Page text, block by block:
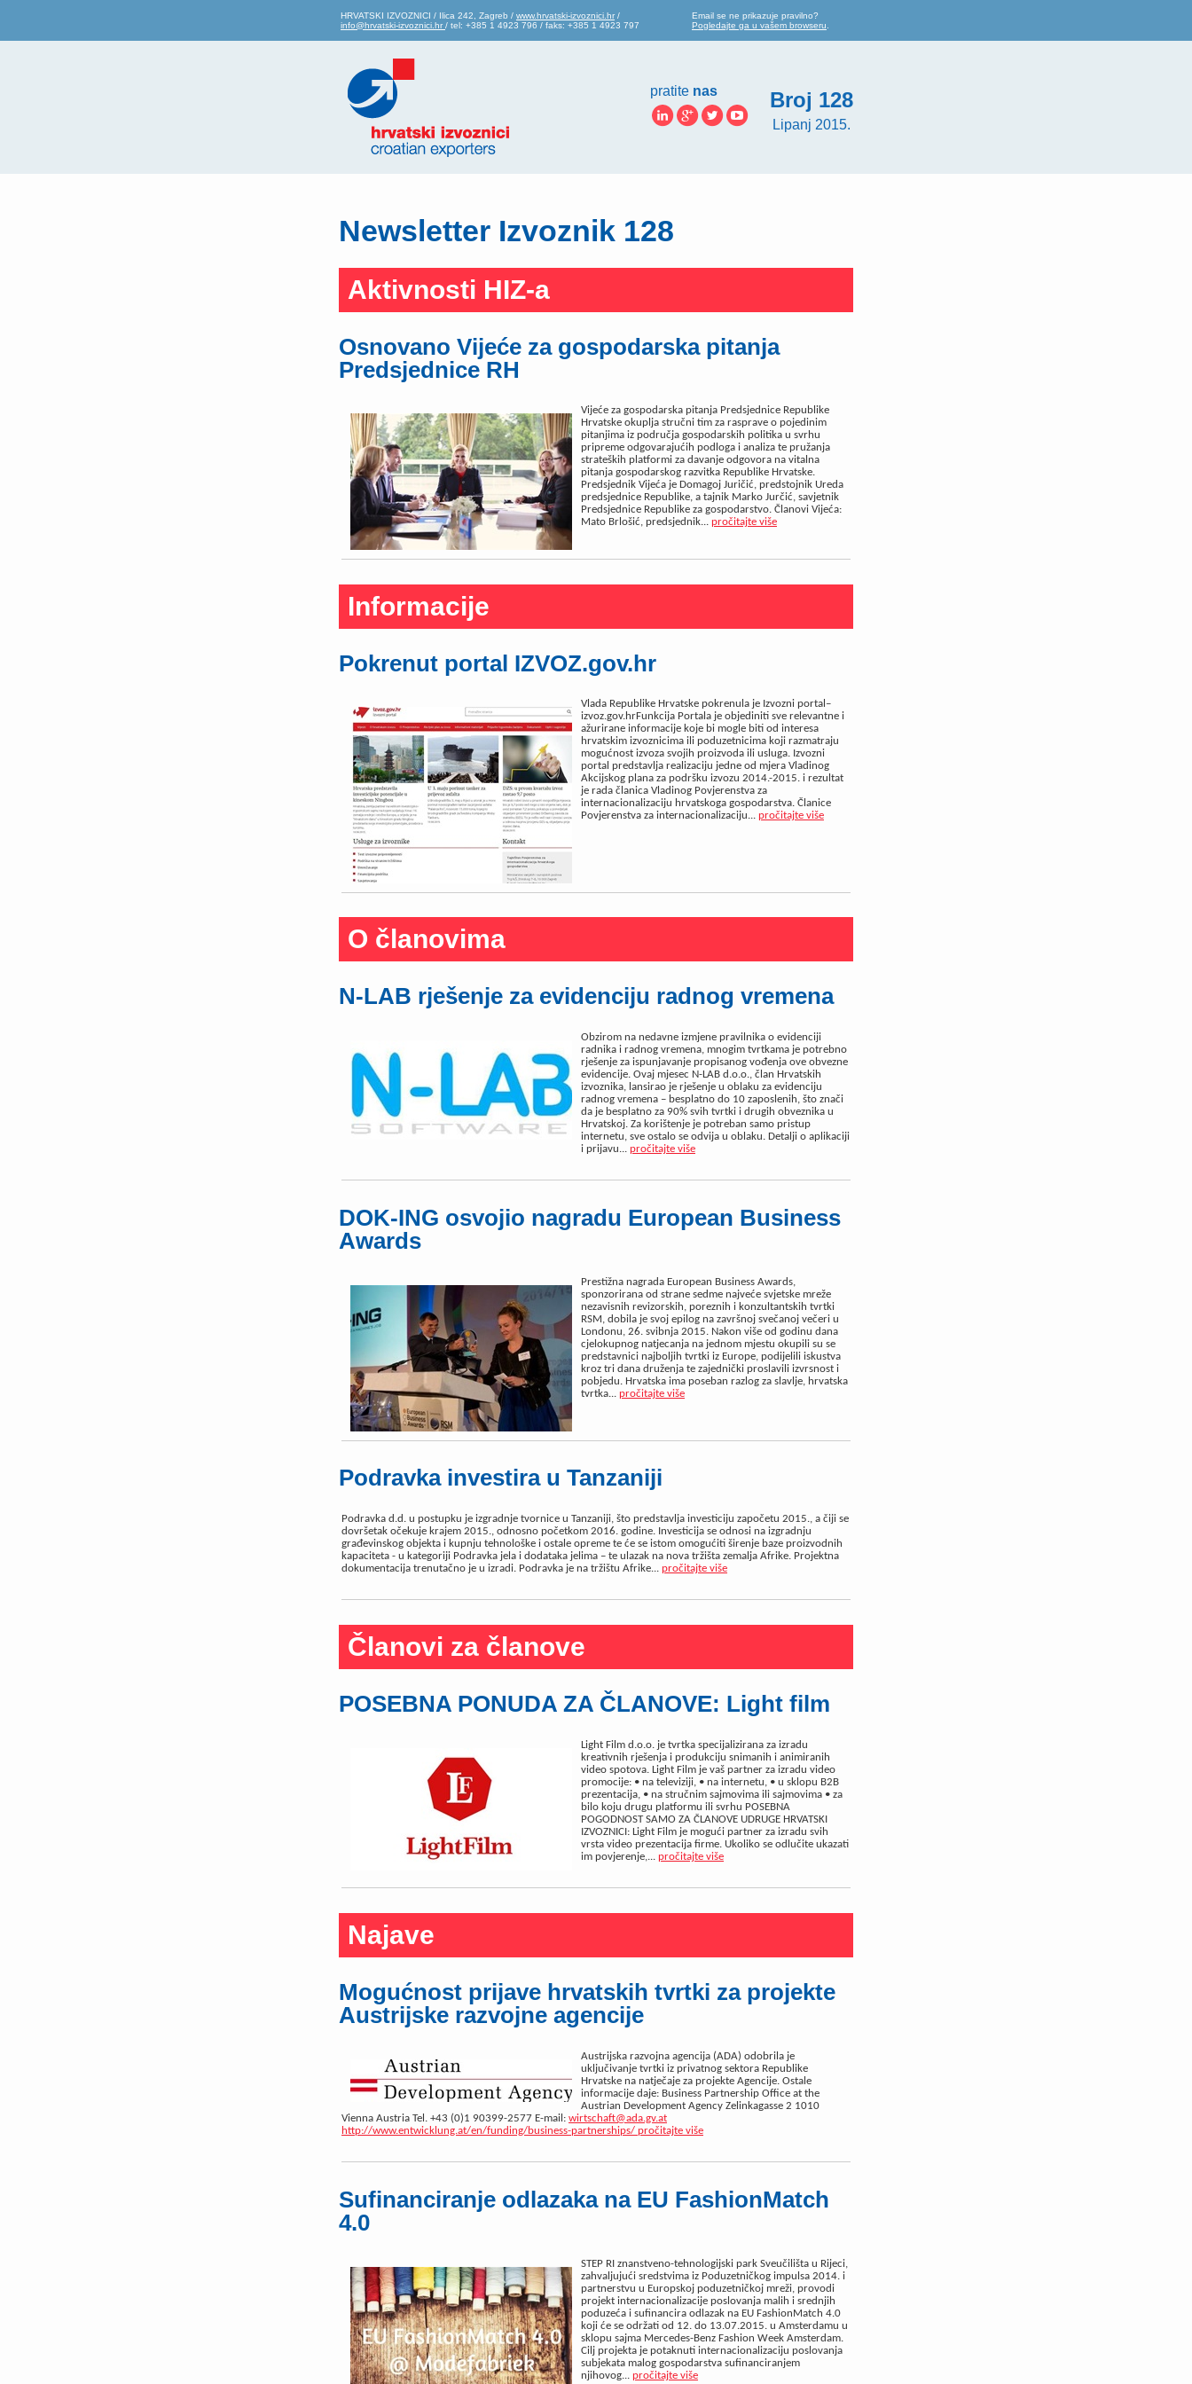
HRVATSKI IZVOZNICI / Ilica 242, Zagreb / www.hrvatski-izvoznici.hr /
info@hrvatski-izvoznici.hr / tel: +385 1 4923 796 / faks: +385 1 4923 797
Email se ne prikazuje pravilno?
Pogledajte ga u vašem browseru
pratite nas Broj 128
Lipanj 2015.
Newsletter Izvoznik 128
Aktivnosti HIZ-a
Osnovano Vijeće za gospodarska pitanja
Predsjednice RH
Vijeće za gospodarska pitanja Predsjednice Republike
Hrvatske okuplja stručni tim za rasprave o pojedinim
pitanjima iz područja gospodarskih politika u svrhu
pripreme odgovarajućih podloga i analiza te pružanja
strateških platformi za davanje odgovora na vitalna
pitanja gospodarskog razvitka Republike Hrvatske.
Predsjednik Vijeća je Domagoj Juričić, predstojnik Ureda
predsjednice Republike, a tajnik Marko Jurčić, savjetnik
Predsjednice Republike za gospodarstvo. Članovi Vijeća:
Mato Brlošić, predsjednik... pročitajte više
Informacije
Pokrenut portal IZVOZ.gov.hr
Vlada Republike Hrvatske pokrenula je Izvozni portal–
izvoz.gov.hrFunkcija Portala je objediniti sve relevantne i
ažurirane informacije koje bi mogle biti od interesa
hrvatskim izvoznicima ili poduzetnicima koji razmatraju
mogućnost izvoza svojih proizvoda ili usluga. Izvozni
portal predstavlja realizaciju jedne od mjera Vladinog
Akcijskog plana za podršku izvozu 2014.-2015. i rezultat
je rada članica Vladinog Povjerenstva za
internacionalizaciju hrvatskoga gospodarstva. Članice
Povjerenstva za internacionalizaciju... pročitajte više
O članovima
N-LAB rješenje za evidenciju radnog vremena
Obzirom na nedavne izmjene pravilnika o evidenciji
radnika i radnog vremena, mnogim tvrtkama je potrebno
rješenje za ispunjavanje propisanog vođenja ove obvezne
evidencije. Ovaj mjesec N-LAB d.o.o., član Hrvatskih
izvoznika, lansirao je rješenje u oblaku za evidenciju
radnog vremena – besplatno do 10 zaposlenih, što znači
da je besplatno za 90% svih tvrtki i drugih obveznika u
Hrvatskoj. Za korištenje je potreban samo pristup
internetu, sve ostalo se odvija u oblaku. Detalji o aplikaciji
i prijavu... pročitajte više
DOK-ING osvojio nagradu European Business
Awards
Prestižna nagrada European Business Awards,
sponzorirana od strane sedme najveće svjetske mreže
nezavisnih revizorskih, poreznih i konzultantskih tvrtki
RSM, dobila je svoj epilog na završnoj svečanoj večeri u
Londonu, 26. svibnja 2015. Nakon više od godinu dana
cjelokupnog natjecanja na jednom mjestu okupili su se
predstavnici najboljih tvrtki iz Europe, podijelili iskustva
kroz tri dana druženja te zajednički proslavili izvrsnost i
pobjedu. Hrvatska ima poseban razlog za slavlje, hrvatska
tvrtka... pročitajte više
Podravka investira u Tanzaniji
Podravka d.d. u postupku je izgradnje tvornice u Tanzaniji, što predstavlja investiciju započetu 2015., a čiji se
dovršetak očekuje krajem 2015., odnosno početkom 2016. godine. Investicija se odnosi na izgradnju
građevinskog objekta i kupnju tehnološke i ostale opreme te će se istom omogućiti širenje baze proizvodnih
kapaciteta - u kategoriji Podravka jela i dodataka jelima – te ulazak na nova tržišta zemalja Afrike. Projektna
dokumentacija trenutačno je u izradi. Podravka je na tržištu Afrike... pročitajte više
Članovi za članove
POSEBNA PONUDA ZA ČLANOVE: Light film
Light Film d.o.o. je tvrtka specijalizirana za izradu
kreativnih rješenja i produkciju snimanih i animiranih
video spotova. Light Film je vaš partner za izradu video
promocije: • na televiziji, • na internetu, • u sklopu B2B
prezentacija, • na stručnim sajmovima ili sajmovima • za
bilo koju drugu platformu ili svrhu POSEBNA
POGODNOST SAMO ZA ČLANOVE UDRUGE HRVATSKI
IZVOZNICI: Light Film je mogući partner za izradu svih
vrsta video prezentacija firme. Ukoliko se odlučite ukazati
im povjerenje,... pročitajte više
Najave
Mogućnost prijave hrvatskih tvrtki za projekte
Austrijske razvojne agencije
Austrijska razvojna agencija (ADA) odobrila je
uključivanje tvrtki iz privatnog sektora Republike
Hrvatske na natječaje za projekte Agencije. Ostale
informacije daje: Business Partnership Office at the
Austrian Development Agency Zelinkagasse 2 1010
Vienna Austria Tel. +43 (0)1 90399-2577 E-mail: wirtschaft@ada.gv.at
http://www.entwicklung.at/en/funding/business-partnerships/ pročitajte više
Sufinanciranje odlazaka na EU FashionMatch
4.0
STEP RI znanstveno-tehnologijski park Sveučilišta u Rijeci,
zahvaljujući sredstvima iz Poduzetničkog impulsa 2014. i
partnerstvu u Europskoj poduzetničkoj mreži, provodi
projekt internacionalizacije poslovanja malih i srednjih
poduzeća i sufinancira odlazak na EU FashionMatch 4.0
koji će se održati od 12. do 13.07.2015. u Amsterdamu u
sklopu sajma Mercedes-Benz Fashion Week Amsterdam.
Cilj projekta je potaknuti internacionalizaciju poslovanja
subjekata malog gospodarstva sufinanciranjem
njihovog... pročitajte više